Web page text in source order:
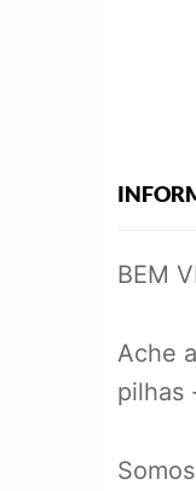
BEM
Ache
pilhas